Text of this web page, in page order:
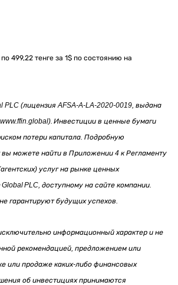
499,22 тенге за 1$ по состоянию на
PLC (лицензия AFSA-A-LA-2020-0019, выдана
Инвестиции в ценные бумаги
потери капитала. Подробную
можете найти в Приложении 4 к Регламенту
услуг на рынке ценных
PLC, доступному на сайте компании.
гарантируют будущих успехов.
информационный характер и не
рекомендацией, предложением или
или продаже каких-либо финансовых
об инвестициях принимаются